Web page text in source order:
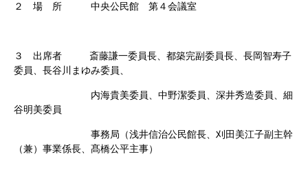
２ 場 所 中央公民館 第４会議室
３ 出席者 斎藤謙一委員長、都築完副委員長、長岡智寿子
委員、長谷川まゆみ委員、
内海貴美委員、中野潔委員、深井秀造委員、細
谷明美委員
事務局（浅井信治公民館長、刈田美江子副主幹
（兼）事業係長、髙橋公平主事）